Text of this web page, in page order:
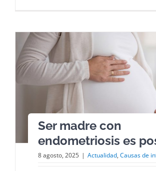
Ser madre con
endometriosis es
8 agosto, 2025 | Actualidad, Causas de